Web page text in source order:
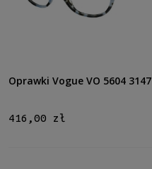
Oprawki Vogue VO 5604 3147
416,00 zł